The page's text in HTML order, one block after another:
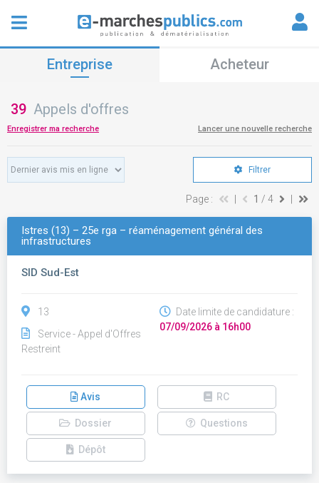
Entreprise Acheteur
39 Appels d'offres
Enregistrer ma recherche Lancer une nouvelle recherche
Filtrer
Page : 1 / 4
Istres (13) – 25e rga – réaménagement général des
infrastructures
SID Sud-Est
13
Service - Appel d'Offres
Restreint
Date limite de candidature :
07/09/2026 à 16h00
Avis RC
Dossier Questions
Dépôt